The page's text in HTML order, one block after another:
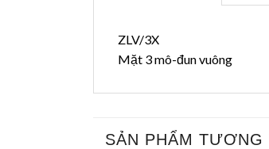
ZLV/3X
Mặt 3 mô-đun vuông
SẢN PHẨM TƯƠNG